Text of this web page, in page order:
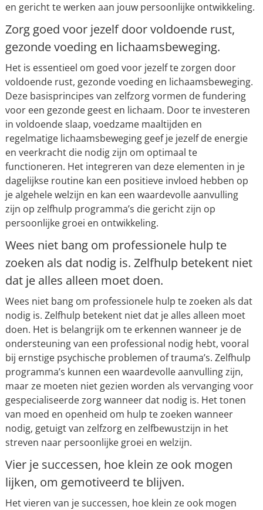
en gericht te werken aan jouw persoonlijke ontwikkeling.
Zorg goed voor jezelf door voldoende rust,
gezonde voeding en lichaamsbeweging.
Het is essentieel om goed voor jezelf te zorgen door
voldoende rust, gezonde voeding en lichaamsbeweging.
Deze basisprincipes van zelfzorg vormen de fundering
voor een gezonde geest en lichaam. Door te investeren
in voldoende slaap, voedzame maaltijden en
regelmatige lichaamsbeweging geef je jezelf de energie
en veerkracht die nodig zijn om optimaal te
functioneren. Het integreren van deze elementen in je
dagelijkse routine kan een positieve invloed hebben op
je algehele welzijn en kan een waardevolle aanvulling
zijn op zelfhulp programma’s die gericht zijn op
persoonlijke groei en ontwikkeling.
Wees niet bang om professionele hulp te
zoeken als dat nodig is. Zelfhulp betekent niet
dat je alles alleen moet doen.
Wees niet bang om professionele hulp te zoeken als dat
nodig is. Zelfhulp betekent niet dat je alles alleen moet
doen. Het is belangrijk om te erkennen wanneer je de
ondersteuning van een professional nodig hebt, vooral
bij ernstige psychische problemen of trauma’s. Zelfhulp
programma’s kunnen een waardevolle aanvulling zijn,
maar ze moeten niet gezien worden als vervanging voor
gespecialiseerde zorg wanneer dat nodig is. Het tonen
van moed en openheid om hulp te zoeken wanneer
nodig, getuigt van zelfzorg en zelfbewustzijn in het
streven naar persoonlijke groei en welzijn.
Vier je successen, hoe klein ze ook mogen
lijken, om gemotiveerd te blijven.
Het vieren van je successen, hoe klein ze ook mogen